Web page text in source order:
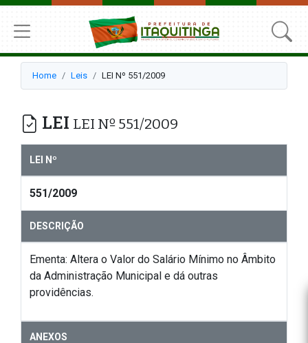
Home Leis LEI Nº 551/2009
LEI LEI Nº 551/2009
LEI Nº
551/2009
DESCRIÇÃO
Ementa: Altera o Valor do Salário Mínimo no Âmbito
da Administração Municipal e dá outras
providências.
ANEXOS